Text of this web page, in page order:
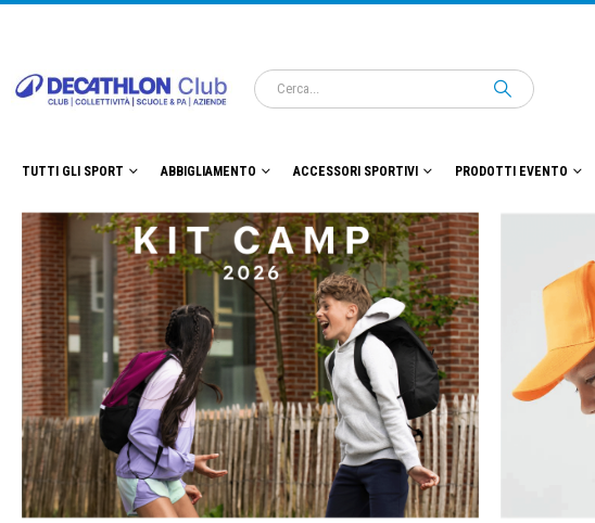
TUTTI GLI SPORT ABBIGLIAMENTO ACCESSORI SPORTIVI PRODOTTI EVENTO